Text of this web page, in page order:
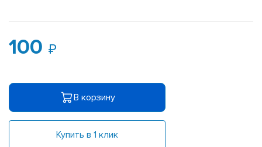
100
В корзину
Купить в 1 клик